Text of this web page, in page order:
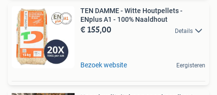
TEN DAMME - Witte Houtpellets -
ENplus A1 - 100% Naaldhout
€ 155,00 Details
Bezoek website Eergisteren